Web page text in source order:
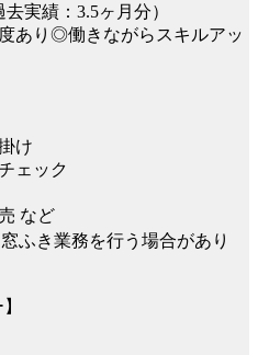
実績：3.5ヶ月分）
あり◎働きながらスキルアッ
け
ェック
など
ふき業務を行う場合があり